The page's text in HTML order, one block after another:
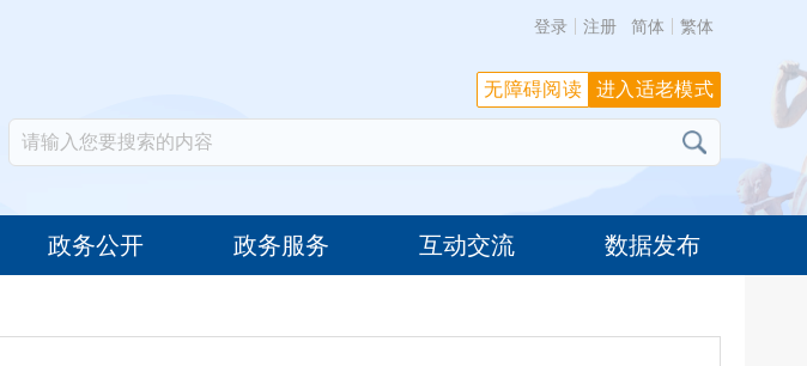
登录 注册 简体 繁体
政务公开 政务服务 互动交流 数据发布
进入适老模式
无障碍阅读